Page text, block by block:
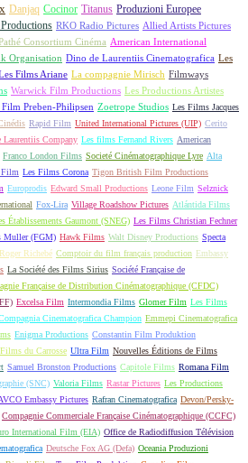
Danjaq Cocinor Titanus Produzioni Europee
RKO Radio Pictures Allied Artists Pictures
Consortium Cinéma American International
Organisation Dino de Laurentiis Cinematografica Les
Films Ariane La compagnie Mirisch Filmways
Warwick Film Productions Les Productions Artistes
Preben-Philipsen Zoetrope Studios Les Films Jacques
Rapid Film United International Pictures (UIP) Cerito
Laurentiis Company Les films Fernand Rivers American
Franco London Films Societé Cinématographique Lyre Alta
Film Les Films Corona Tigon British Film Productions
Europrodis Edward Small Productions Leone Film Selznick
Fox-Lira Village Roadshow Pictures Atlántida Films
Établissements Gaumont (SNEG) Les Films Christian Fechner
Muller (FGM) Hawk Films Walt Disney Productions Specta
Richebé Comptoir du film français production Embassy
La Société des Films Sirius Société Française de
Française de Distribution Cinématographique (CFDC)
Excelsa Film Intermondia Films Glomer Film Les Films
Cinematografica Champion Emmepi Cinematografica
Enigma Productions Constantin Film Produktion
du Carrosse Ultra Film Nouvelles Éditions de Films
Samuel Bronston Productions Capitole Films Romana Film
(SNC) Valoria Films Rastar Pictures Les Productions
Embassy Pictures Rafran Cinematografica Devon/Persky-
Compagnie Commerciale Française Cinématographique (CCFC)
International Film (EIA) Office de Radiodiffusion Télévision
Deutsche Fox AG (Defa) Oceania Produzioni